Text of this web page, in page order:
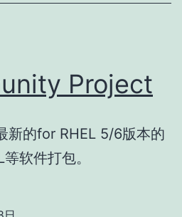
Project
新的for RHEL 5/6版本的
软件打包。